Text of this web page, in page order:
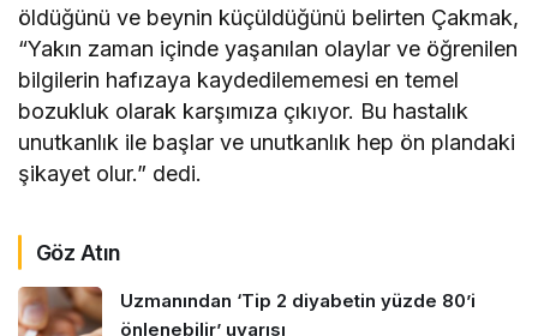
öldüğünü ve beynin küçüldüğünü belirten Çakmak,
“Yakın zaman içinde yaşanılan olaylar ve öğrenilen
bilgilerin hafızaya kaydedilememesi en temel
bozukluk olarak karşımıza çıkıyor. Bu hastalık
unutkanlık ile başlar ve unutkanlık hep ön plandaki
şikayet olur.” dedi.
Göz Atın
Uzmanından ‘Tip 2 diyabetin yüzde 80’i
önlenebilir’ uyarısı